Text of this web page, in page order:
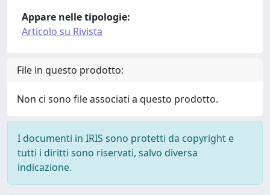
Appare nelle tipologie:
Articolo su Rivista
File in questo prodotto:
Non ci sono file associati a questo prodotto.
I documenti in IRIS sono protetti da copyright e
tutti i diritti sono riservati, salvo diversa
indicazione.